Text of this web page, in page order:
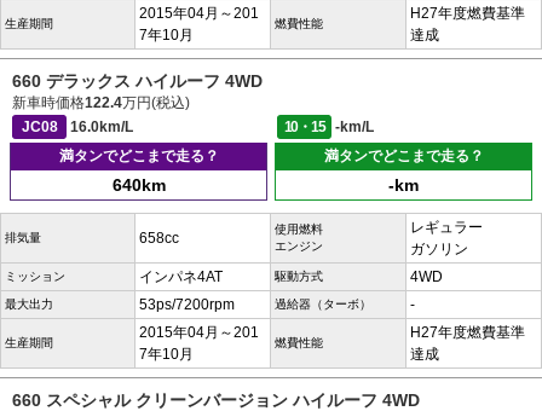
生産期間
2015年04月～201
7年10月
燃費性能
H27年度燃費基準
達成
660 デラックス ハイルーフ 4WD
新車時価格122.4万円(税込)
JC08
16.0km/L 10・15
-km/L
満タンでどこまで走る？
640km
満タンでどこまで走る？
-km
排気量 658cc
使用燃料
エンジン
レギュラー
ガソリン
ミッション インパネ4AT 駆動方式 4WD
最大出力 53ps/7200rpm 過給器（ターボ） -
生産期間
2015年04月～201
7年10月
燃費性能
H27年度燃費基準
達成
660 スペシャル クリーンバージョン ハイルーフ 4WD